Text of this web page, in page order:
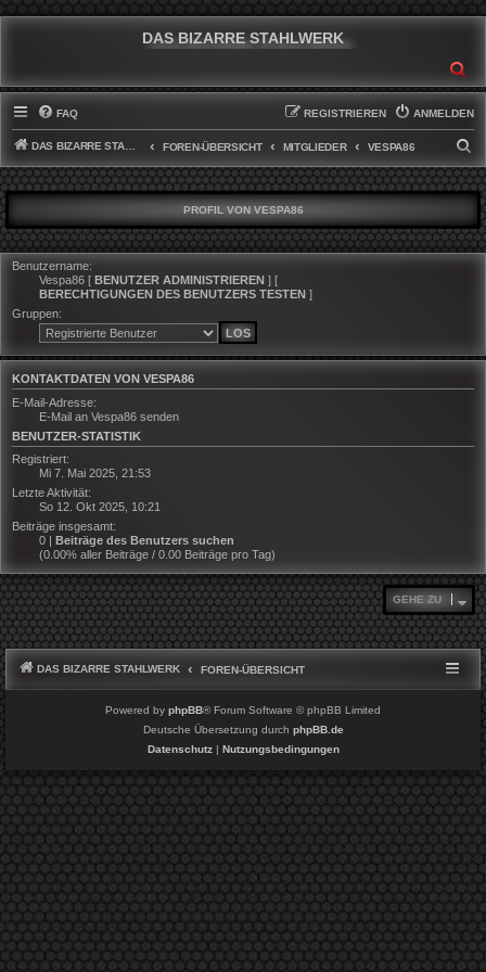
DAS BIZARRE STAHLWERK
FAQ ANMELDEN
REGISTRIEREN
DAS BIZARRE STAHLWERK FOREN-ÜBERSICHT MITGLIEDER VESPA86
U
C
H
E
PROFIL VON VESPA86
Benutzername:
Vespa86 [ BENUTZER ADMINISTRIEREN ] [
BERECHTIGUNGEN DES BENUTZERS TESTEN ]
Gruppen:
KONTAKTDATEN VON VESPA86
E-Mail-Adresse:
E-Mail an Vespa86 senden
BENUTZER-STATISTIK
Registriert:
Mi 7. Mai 2025, 21:53
Letzte Aktivität:
So 12. Okt 2025, 10:21
Beiträge insgesamt:
0 | Beiträge des Benutzers suchen
(0.00% aller Beiträge / 0.00 Beiträge pro Tag)
GEHE ZU
DAS BIZARRE STAHLWERK FOREN-ÜBERSICHT
Powered by phpBB® Forum Software © phpBB Limited
Deutsche Übersetzung durch phpBB.de
Datenschutz| Nutzungsbedingungen